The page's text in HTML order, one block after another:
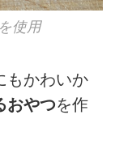
使用
もかわいか
おやつを作